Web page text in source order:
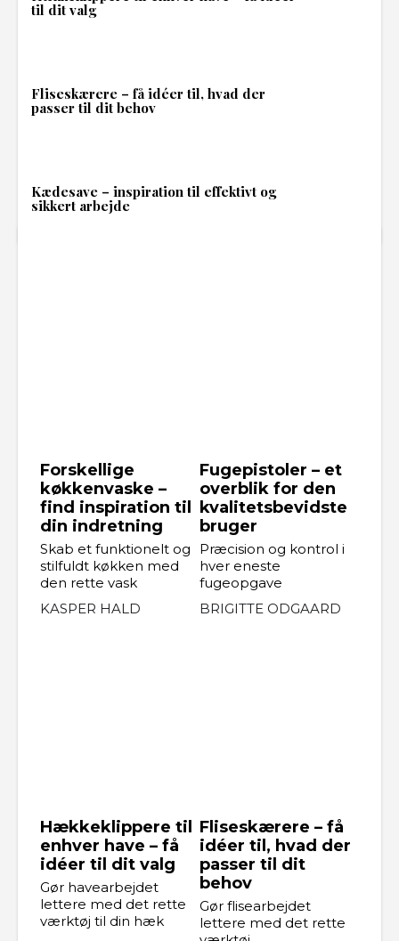
til dit valg
Fliseskærere – få idéer til, hvad der
passer til dit behov
Kædesave – inspiration til effektivt og
sikkert arbejde
Forskellige
køkkenvaske –
find inspiration til
din indretning
Skab et funktionelt og
stilfuldt køkken med
den rette vask
KASPER HALD
Fugepistoler – et
overblik for den
kvalitetsbevidste
bruger
Præcision og kontrol i
hver eneste
fugeopgave
BRIGITTE ODGAARD
Hækkeklippere til
enhver have – få
idéer til dit valg
Gør havearbejdet
lettere med det rette
værktøj til din hæk
Fliseskærere – få
idéer til, hvad der
passer til dit
behov
Gør flisearbejdet
lettere med det rette